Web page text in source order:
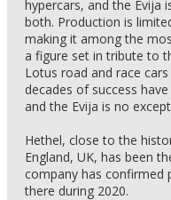
hypercars, and the Evija
both. Production is
making it among the
a figure set in tribute to
Lotus road and race
decades of success
and the Evija is no
Hethel, close to the
England, UK, has been
company has confirmed
there during 2020.